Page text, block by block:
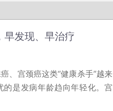
早发现、早治疗
、宫颈癌这类“健康杀手”越来
的是发病年龄趋向年轻化。宫